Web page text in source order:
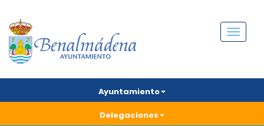
Menú
Ayuntamiento
Delegaciones